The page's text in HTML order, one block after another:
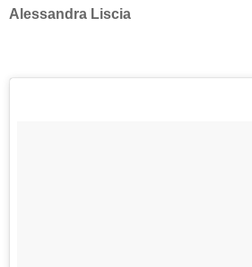
Alessandra Liscia